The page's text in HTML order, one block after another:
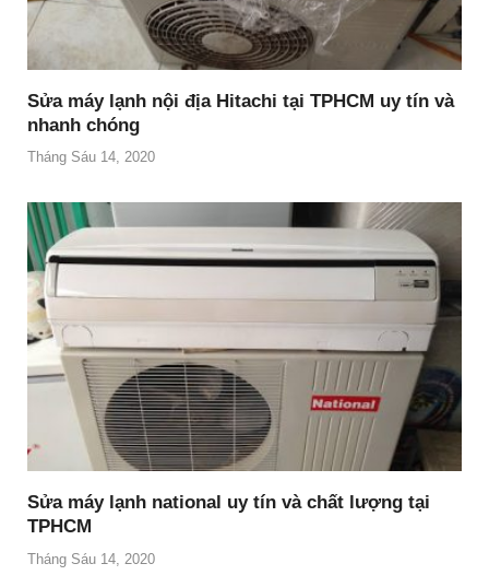
Sửa máy lạnh nội địa Hitachi tại TPHCM uy tín và
nhanh chóng
Tháng Sáu 14, 2020
Sửa máy lạnh national uy tín và chất lượng tại
TPHCM
Tháng Sáu 14, 2020